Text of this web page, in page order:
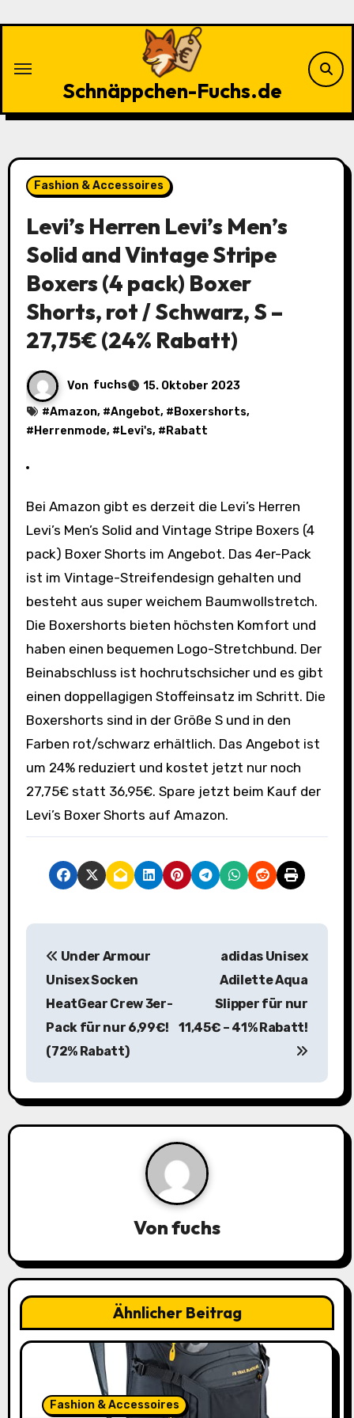
Schnäppchen-Fuchs.de
Fashion & Accessoires
Levi’s Herren Levi’s Men’s
Solid and Vintage Stripe
Boxers (4 pack) Boxer
Shorts, rot / Schwarz, S –
27,75€ (24% Rabatt)
Von fuchs
15. Oktober 2023
#Amazon, #Angebot, # Boxershorts,
# Herrenmode, # Levi's, # Rabatt
Bei Amazon gibt es derzeit die Levi’s Herren
Levi’s Men’s Solid and Vintage Stripe Boxers (4
pack) Boxer Shorts im Angebot. Das 4er-Pack
ist im Vintage-Streifendesign gehalten und
besteht aus super weichem Baumwollstretch.
Die Boxershorts bieten höchsten Komfort und
haben einen bequemen Logo-Stretchbund. Der
Beinabschluss ist hochrutschsicher und es gibt
einen doppellagigen Stoffeinsatz im Schritt. Die
Boxershorts sind in der Größe S und in den
Farben rot/schwarz erhältlich. Das Angebot ist
um 24% reduziert und kostet jetzt nur noch
27,75€ statt 36,95€. Spare jetzt beim Kauf der
Levi’s Boxer Shorts auf Amazon.
B
a
g
v
i
g
Under Armour
Unisex Socken
HeatGear Crew 3er-
Pack für nur 6,99€!
(72% Rabatt)
adidas Unisex
Adilette Aqua
Slipper für nur
11,45€ – 41% Rabatt!
Vonfuchs
Ähnlicher Beitrag
Fashion & Accessoires